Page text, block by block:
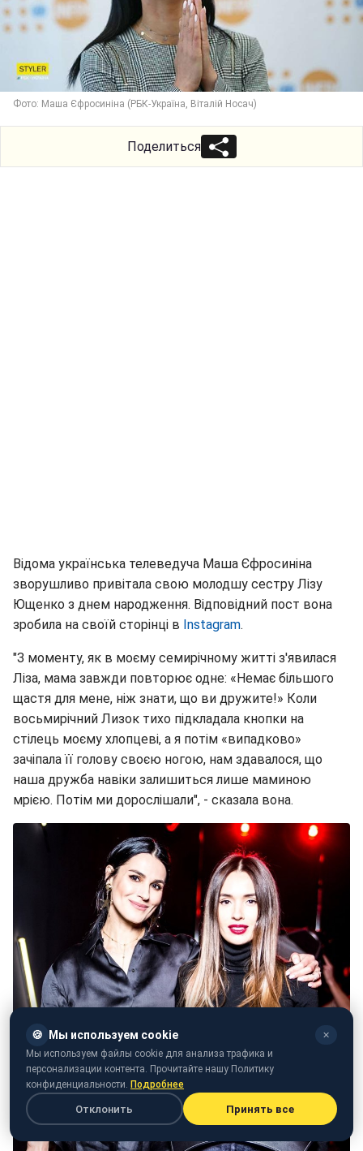
Фото: Маша Єфросиніна (РБК-Україна, Віталій Носач)
Поделиться
Відома українська телеведуча Маша Єфросиніна
зворушливо привітала свою молодшу сестру Лізу
Ющенко з днем народження. Відповідний пост вона
зробила на своїй сторінці в Instagram.
"З моменту, як в моєму семирічному житті з'явилася
Ліза, мама завжди повторює одне: «Немає більшого
щастя для мене, ніж знати, що ви дружите!» Коли
восьмирічний Лизок тихо підкладала кнопки на
стілець моєму хлопцеві, а я потім «випадково»
зачіпала її голову своєю ногою, нам здавалося, що
наша дружба навіки залишиться лише маминою
мрією. Потім ми дорослішали", - сказала вона.
🍪 Мы используем cookie ✕
Мы используем файлы cookie для анализа трафика и
персонализации контента. Прочитайте нашу Политику
конфиденциальности. Подробнее
Отклонить Принять все